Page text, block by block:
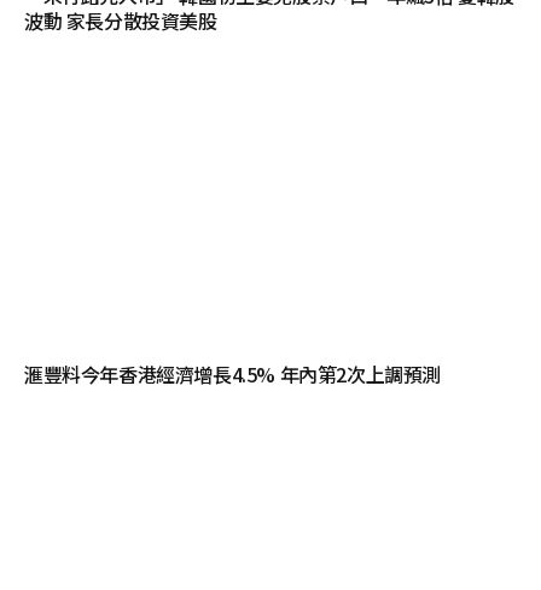
波動 家長分散投資美股
滙豐料今年香港經濟增長4.5% 年內第2次上調預測